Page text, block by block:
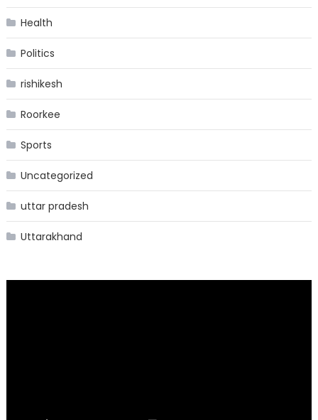
Health
Politics
rishikesh
Roorkee
Sports
Uncategorized
uttar pradesh
Uttarakhand